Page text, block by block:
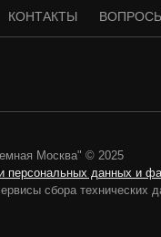
КОНТАКТЫ
Москва" © 2025
персональных данных и
сбора технических